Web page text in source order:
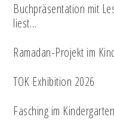
Buchpräsentation mit
liest…
Ramadan-Projekt im
TOK Exhibition 2026
Fasching im